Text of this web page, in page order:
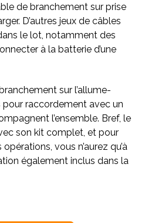
de branchement sur prise
D’autres jeux de câbles
le lot, notamment des
à la batterie d’une
sur l’allume-
pour raccordement avec un
l’ensemble. Bref, le
son kit complet, et pour
vous n’aurez qu’à
également inclus dans la